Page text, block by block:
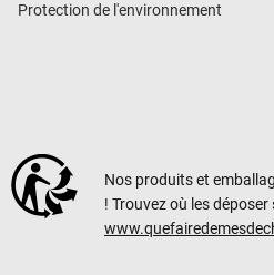
Protection de l'environnement
Nos produits et
! Trouvez où les déposer